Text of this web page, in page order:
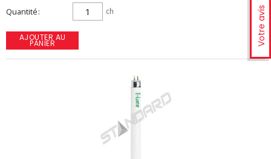
Votre avis
Quantité ch
AJOUTER AU
PANIER